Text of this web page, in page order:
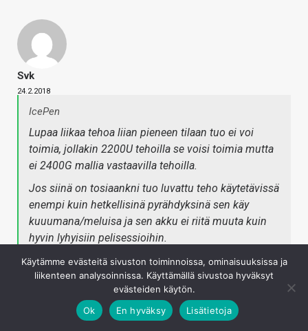
Svk
24.2.2018
IcePen
Lupaa liikaa tehoa liian pieneen tilaan tuo ei voi
toimia, jollakin 2200U tehoilla se voisi toimia mutta
ei 2400G mallia vastaavilla tehoilla.
Jos siinä on tosiaankni tuo luvattu teho käytetävissä
enempi kuin hetkellisinä pyrähdyksinä sen käy
kuuumana/meluisa ja sen akku ei riitä muuta kuin
hyvin lyhyisiin pelisessioihin.
Ai tolla mainitulla 15 watilla?
Kirjaudu sisään vastataksesi
Käytämme evästeitä sivuston toiminnoissa, ominaisuuksissa ja
liikenteen analysoinnissa. Käyttämällä sivustoa hyväksyt
evästeiden käytön.
Ok
En hyväksy Lisätietoja